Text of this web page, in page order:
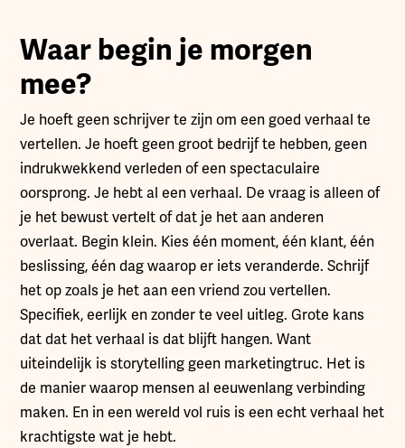
Waar begin je morgen
mee?
Je hoeft geen schrijver te zijn om een goed verhaal te
vertellen. Je hoeft geen groot bedrijf te hebben, geen
indrukwekkend verleden of een spectaculaire
oorsprong. Je hebt al een verhaal. De vraag is alleen of
je het bewust vertelt of dat je het aan anderen
overlaat. Begin klein. Kies één moment, één klant, één
beslissing, één dag waarop er iets veranderde. Schrijf
het op zoals je het aan een vriend zou vertellen.
Specifiek, eerlijk en zonder te veel uitleg. Grote kans
dat dat het verhaal is dat blijft hangen. Want
uiteindelijk is storytelling geen marketingtruc. Het is
de manier waarop mensen al eeuwenlang verbinding
maken. En in een wereld vol ruis is een echt verhaal het
krachtigste wat je hebt.